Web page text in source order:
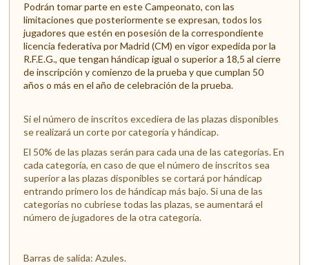
Podrán tomar parte en este Campeonato, con las
limitaciones que posteriormente se expresan, todos los
jugadores que estén en posesión de la correspondiente
licencia federativa por Madrid (CM) en vigor expedida por la
R.F.E.G., que tengan hándicap igual o superior a 18,5 al cierre
de inscripción y comienzo de la prueba y que cumplan 50
años o más en el año de celebración de la prueba.
Si el número de inscritos excediera de las plazas disponibles
se realizará un corte por categoría y hándicap.
El 50% de las plazas serán para cada una de las categorías. En
cada categoría, en caso de que el número de inscritos sea
superior a las plazas disponibles se cortará por hándicap
entrando primero los de hándicap más bajo. Si una de las
categorías no cubriese todas las plazas, se aumentará el
número de jugadores de la otra categoría.
Barras de salida: Azules.